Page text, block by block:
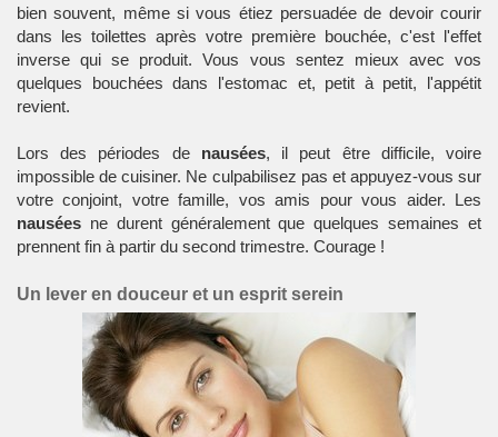
bien souvent, même si vous étiez persuadée de devoir courir
dans les toilettes après votre première bouchée, c'est l'effet
inverse qui se produit. Vous vous sentez mieux avec vos
quelques bouchées dans l'estomac et, petit à petit, l'appétit
revient.
Lors des périodes de nausées, il peut être difficile, voire
impossible de cuisiner. Ne culpabilisez pas et appuyez-vous sur
votre conjoint, votre famille, vos amis pour vous aider. Les
nausées ne durent généralement que quelques semaines et
prennent fin à partir du second trimestre. Courage !
Un lever en douceur et un esprit serein